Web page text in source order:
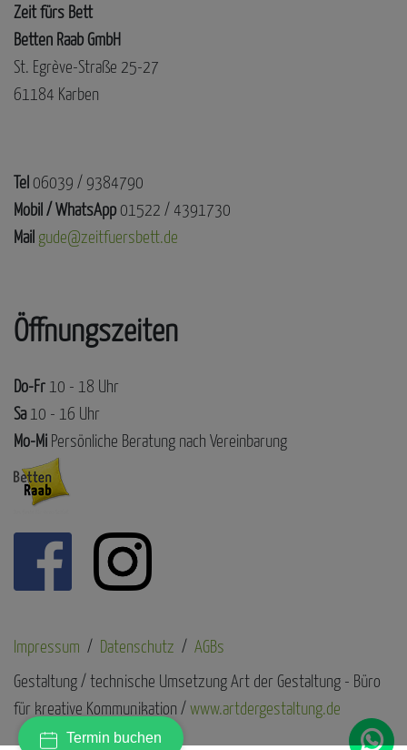
Zeit fürs Bett
Betten Raab GmbH
St. Egrève-Straße 25-27
61184 Karben
Tel 06039 / 9384790
Mobil / WhatsApp 01522 / 4391730
Mail gude@zeitfuersbett.de
Öffnungszeiten
Do-Fr 10 - 18 Uhr
Sa 10 - 16 Uhr
Mo-Mi Persönliche Beratung nach Vereinbarung
Impressum Datenschutz
AGBs
Gestaltung / technische Umsetzung Art der Gestaltung - Büro
für kreative Kommunikation / www.artdergestaltung.de
Termin buchen